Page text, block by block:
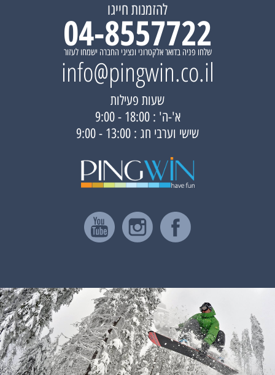
להזמנות חייגו
04-8557722
שלחו פניה בדואר אלקטרוני ונציגי החברה ישמחו לעזור
info@pingwin.co.il
שעות פעילות
א'-ה' : 18:00 - 9:00
שישי וערבי חג : 13:00 - 9:00